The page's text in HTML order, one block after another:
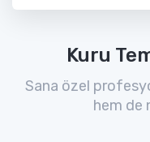
Kuru
Sana özel
hem de